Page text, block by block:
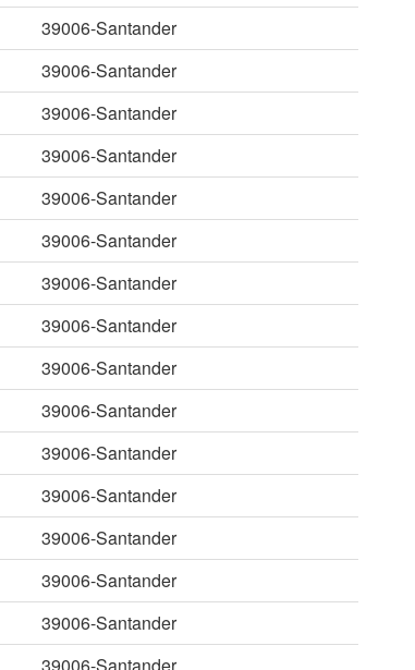
39006-Santander
39006-Santander
39006-Santander
39006-Santander
39006-Santander
39006-Santander
39006-Santander
39006-Santander
39006-Santander
39006-Santander
39006-Santander
39006-Santander
39006-Santander
39006-Santander
39006-Santander